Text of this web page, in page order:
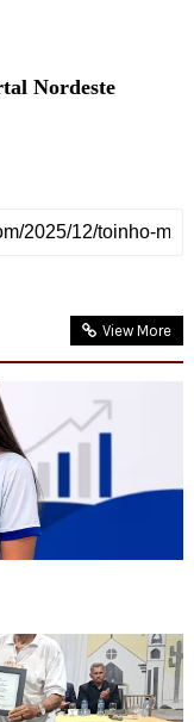
Nordeste
View More